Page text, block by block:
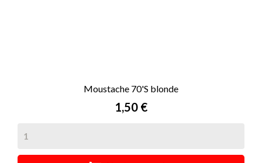
Moustache 70'S blonde
Prix
1,50 €